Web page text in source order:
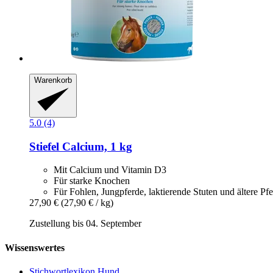
Warenkorb
5.0 (4)
Stiefel Calcium, 1 kg
Mit Calcium und Vitamin D3
Für starke Knochen
Für Fohlen, Jungpferde, laktierende Stuten und ältere
27,90 € (27,90 € / kg)
Zustellung bis 04. September
Wissenswertes